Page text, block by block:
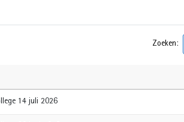
Zoeken:
14 juli 2026